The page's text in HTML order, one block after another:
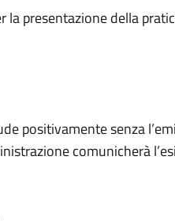
presentazione della
positivamente senza
comunicherà